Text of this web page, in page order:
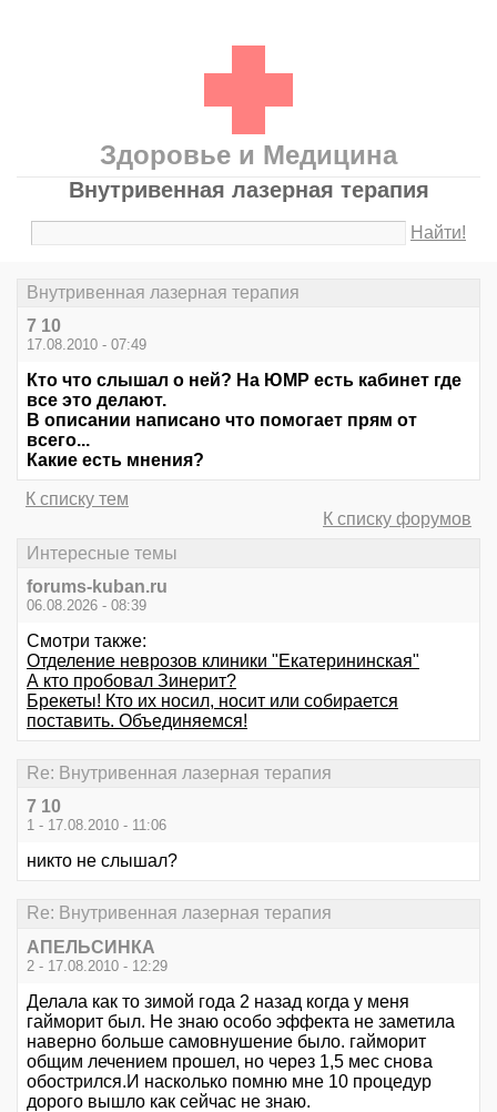
Здоровье и Медицина
Внутривенная лазерная терапия
Найти!
Внутривенная лазерная терапия
7 10
17.08.2010 - 07:49
Кто что слышал о ней? На ЮМР есть кабинет где
все это делают.
В описании написано что помогает прям от
всего...
Какие есть мнения?
К списку тем
К списку форумов
Интересные темы
forums-kuban.ru
06.08.2026 - 08:39
Смотри также:
Отделение неврозов клиники "Екатерининская"
А кто пробовал Зинерит?
Брекеты! Кто их носил, носит или собирается
поставить. Объединяемся!
Re: Внутривенная лазерная терапия
7 10
1 - 17.08.2010 - 11:06
никто не слышал?
Re: Внутривенная лазерная терапия
АПЕЛЬСИНКА
2 - 17.08.2010 - 12:29
Делала как то зимой года 2 назад когда у меня
гайморит был. Не знаю особо эффекта не заметила
наверно больше самовнушение было. гайморит
общим лечением прошел, но через 1,5 мес снова
обострился.И насколько помню мне 10 процедур
дорого вышло как сейчас не знаю.